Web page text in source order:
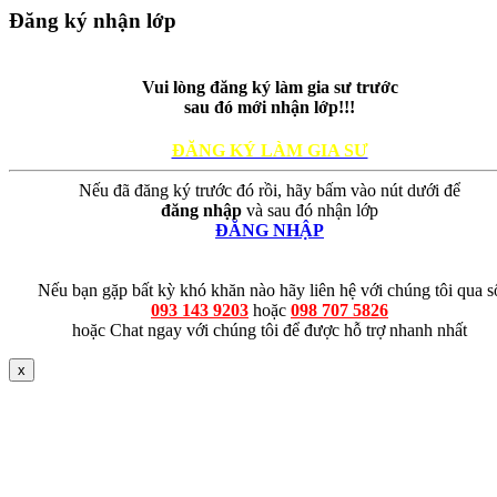
Đăng ký nhận lớp
Vui lòng đăng ký làm gia sư trước
sau đó mới nhận lớp!!!
ĐĂNG KÝ LÀM GIA SƯ
Nếu đã đăng ký trước đó rồi, hãy bấm vào nút dưới để
đăng nhập và sau đó nhận lớp
ĐĂNG NHẬP
Nếu bạn gặp bất kỳ khó khăn nào hãy liên hệ với chúng tôi qua
093 143 9203 hoặc 098 707 5826
hoặc Chat ngay với chúng tôi để được hỗ trợ nhanh nhất
x